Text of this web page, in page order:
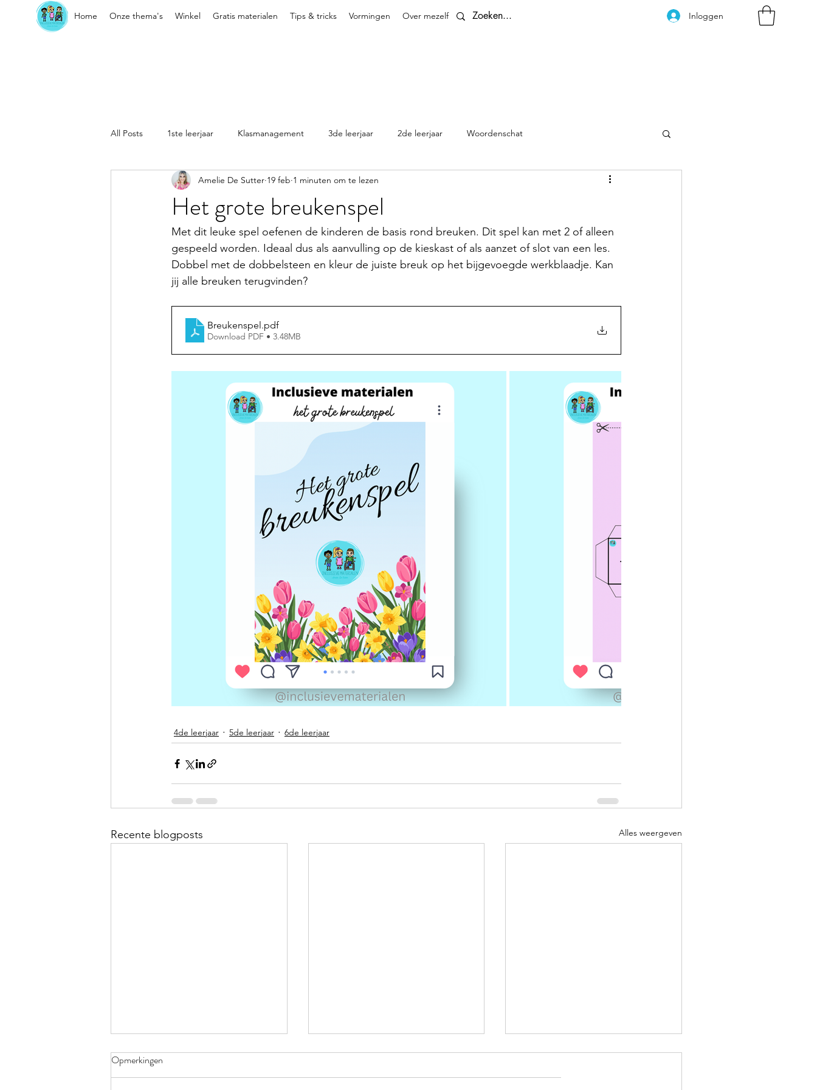
Home Onze thema's Winkel Gratis materialen Tips & tricks Vormingen Over mezelf Contact Inloggen
All Posts 1ste leerjaar Klasmanagement 3de leerjaar 2de leerjaar Woordenschat
Sociaal-emotionele vaardigheden 4de leerjaar planningen
Klasorganisatie Klasthema's en kalenders
Het grote breukenspel
Amelie De Sutter 19 feb 1 minuten om te lezen
Met dit leuke spel oefenen de kinderen de basis rond breuken. Dit spel kan met 2 of alleen
gespeeld worden. Ideaal dus als aanvulling op de kieskast of als aanzet of slot van een les.
Dobbel met de dobbelsteen en kleur de juiste breuk op het bijgevoegde werkblaadje. Kan
jij alle breuken terugvinden?
Breukenspel.pdf
Download PDF • 3.48MB
4de leerjaar 5de leerjaar 6de leerjaar
Recente blogposts Alles weergeven
Opmerkingen